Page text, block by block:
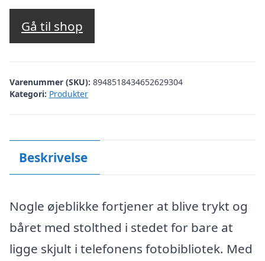
Gå til shop
Varenummer (SKU): 8948518434652629304
Kategori: Produkter
Beskrivelse
Nogle øjeblikke fortjener at blive trykt og
båret med stolthed i stedet for bare at
ligge skjult i telefonens fotobibliotek. Med